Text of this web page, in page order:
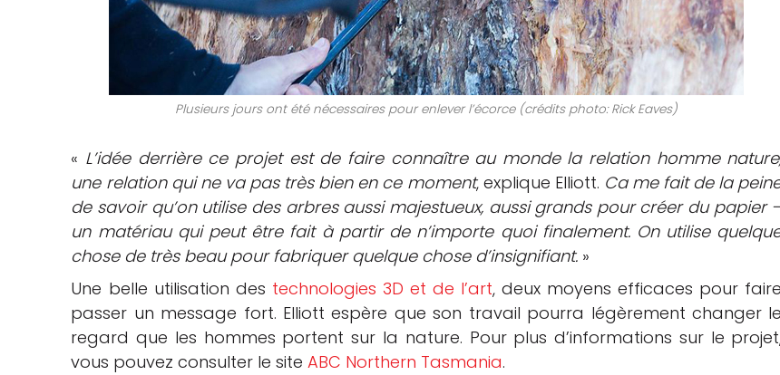
Plusieurs jours ont été nécessaires pour enlever l’écorce (crédits photo: Rick Eaves)
« L’idée derrière ce projet est de faire connaître au monde la relation homme
une relation qui ne va pas très bien en ce moment, explique Elliott. Ca me fait de la
de savoir qu’on utilise des arbres aussi majestueux, aussi grands pour créer du papier
un matériau qui peut être fait à partir de n’importe quoi finalement. On utilise
chose de très beau pour fabriquer quelque chose d’insignifiant. »
Une belle utilisation des technologies 3D et de l’art, deux moyens efficaces pour faire
passer un message fort. Elliott espère que son travail pourra légèrement changer le
regard que les hommes portent sur la nature. Pour plus d’informations sur le
vous pouvez consulter le siteABC Northern Tasmania.